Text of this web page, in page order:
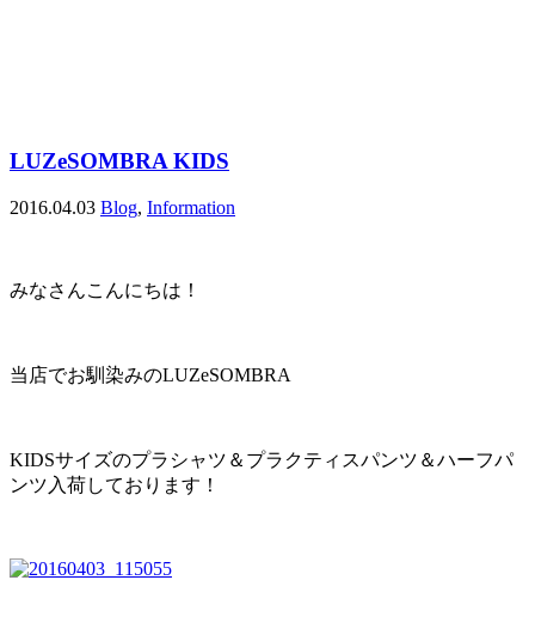
LUZeSOMBRA KIDS
2016.04.03 Blog, Information
みなさんこんにちは！
当店でお馴染みのLUZeSOMBRA
KIDSサイズのプラシャツ＆プラクティスパンツ＆ハーフパ
ンツ入荷しております！